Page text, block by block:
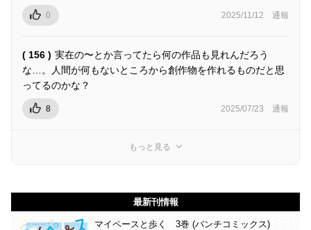
0 2025/11/12 通報
( 156 ) 実在の〜とか言ってたら何の作品も見れんだろう
な…。人間が何もないところから創作物を作れるものだと思
ってるのかな？
8 2025/07/23 通報
もっと見る
最新刊情報
マイペースと歩く 3巻 (バンチコミックス)